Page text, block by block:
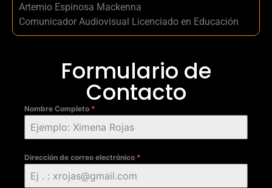
Artemio Espinosa Mackenna
Comunicador Audiovisual Licenciado en Educación
Formulario de
Contacto
Nombre Completo *
Dirección de correo electrónico *